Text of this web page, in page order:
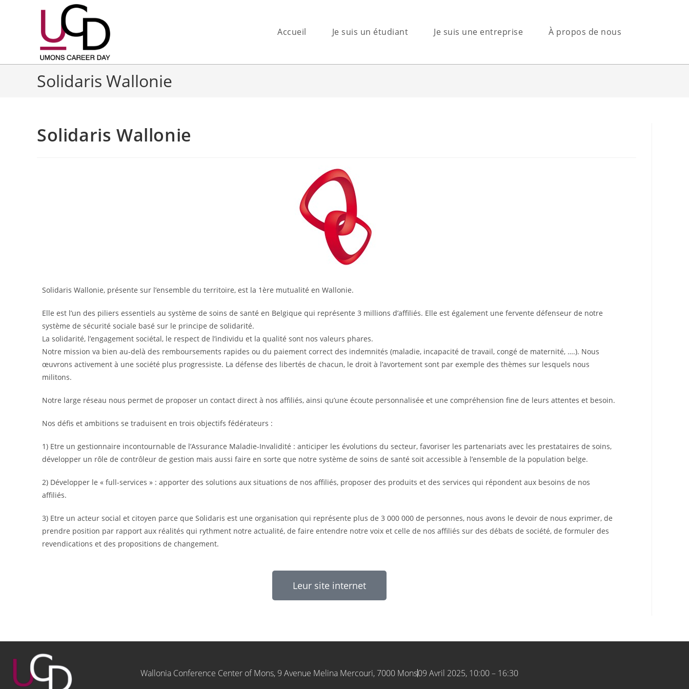
Accueil Je suis un étudiant Je suis une entreprise À propos de nous
Solidaris Wallonie
Solidaris Wallonie
Solidaris Wallonie, présente sur l’ensemble du territoire, est la 1ère mutualité en Wallonie.
Elle est l’un des piliers essentiels au système de soins de santé en Belgique qui représente 3 millions d’affiliés. Elle est également une fervente défenseur de notre
système de sécurité sociale basé sur le principe de solidarité.
La solidarité, l’engagement sociétal, le respect de l’individu et la qualité sont nos valeurs phares.
Notre mission va bien au-delà des remboursements rapides ou du paiement correct des indemnités (maladie, incapacité de travail, congé de maternité, ….). Nous
œuvrons activement à une société plus progressiste. La défense des libertés de chacun, le droit à l’avortement sont par exemple des thèmes sur lesquels nous
militons.
Notre large réseau nous permet de proposer un contact direct à nos affiliés, ainsi qu’une écoute personnalisée et une compréhension fine de leurs attentes et besoin.
Nos défis et ambitions se traduisent en trois objectifs fédérateurs :
1) Etre un gestionnaire incontournable de l’Assurance Maladie-Invalidité : anticiper les évolutions du secteur, favoriser les partenariats avec les prestataires de soins,
développer un rôle de contrôleur de gestion mais aussi faire en sorte que notre système de soins de santé soit accessible à l’ensemble de la population belge.
2) Développer le « full-services » : apporter des solutions aux situations de nos affiliés, proposer des produits et des services qui répondent aux besoins de nos
affiliés.
3) Etre un acteur social et citoyen parce que Solidaris est une organisation qui représente plus de 3 000 000 de personnes, nous avons le devoir de nous exprimer, de
prendre position par rapport aux réalités qui rythment notre actualité, de faire entendre notre voix et celle de nos affiliés sur des débats de société, de formuler des
revendications et des propositions de changement.
Leur site internet
Wallonia Conference Center of Mons, 9 Avenue Melina Mercouri, 7000 Mons09 Avril 2025, 10:00 – 16:30